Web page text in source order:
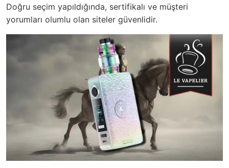
Doğru seçim yapıldığında, sertifikalı ve müşteri
yorumları olumlu olan siteler güvenlidir.